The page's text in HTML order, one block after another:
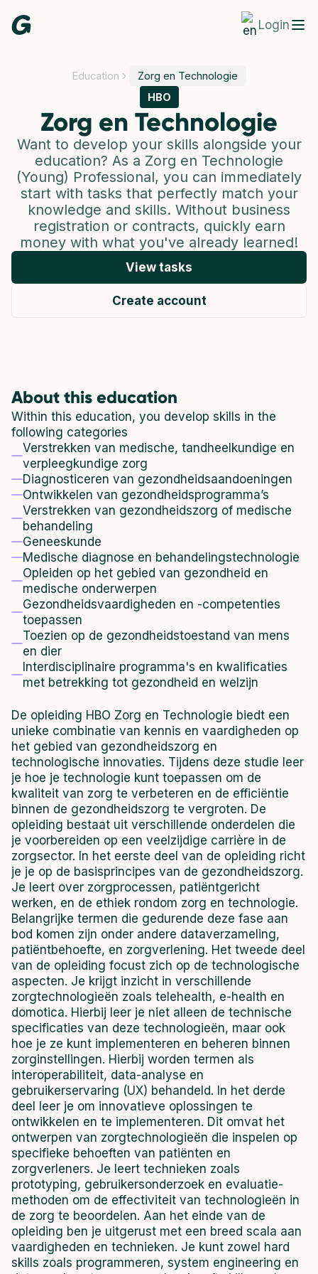
Login
Education
Zorg en Technologie
HBO
Zorg en Technologie
Want to develop your skills alongside your
education? As a Zorg en Technologie
(Young) Professional, you can immediately
start with tasks that perfectly match your
knowledge and skills. Without business
registration or contracts, quickly earn
money with what you've already learned!
View tasks
Create account
About this education
Within this education, you develop skills in the
following categories
Verstrekken van medische, tandheelkundige en
verpleegkundige zorg
Diagnosticeren van gezondheidsaandoeningen
Ontwikkelen van gezondheidsprogramma’s
Verstrekken van gezondheidszorg of medische
behandeling
Geneeskunde
Medische diagnose en behandelingstechnologie
Opleiden op het gebied van gezondheid en
medische onderwerpen
Gezondheidsvaardigheden en -competenties
toepassen
Toezien op de gezondheidstoestand van mens
en dier
Interdisciplinaire programma's en kwalificaties
met betrekking tot gezondheid en welzijn
De opleiding HBO Zorg en Technologie biedt een
unieke combinatie van kennis en vaardigheden op
het gebied van gezondheidszorg en
technologische innovaties. Tijdens deze studie leer
je hoe je technologie kunt toepassen om de
kwaliteit van zorg te verbeteren en de efficiëntie
binnen de gezondheidszorg te vergroten. De
opleiding bestaat uit verschillende onderdelen die
je voorbereiden op een veelzijdige carrière in de
zorgsector. In het eerste deel van de opleiding richt
je je op de basisprincipes van de gezondheidszorg.
Je leert over zorgprocessen, patiëntgericht
werken, en de ethiek rondom zorg en technologie.
Belangrijke termen die gedurende deze fase aan
bod komen zijn onder andere dataverzameling,
patiëntbehoefte, en zorgverlening. Het tweede deel
van de opleiding focust zich op de technologische
aspecten. Je krijgt inzicht in verschillende
zorgtechnologieën zoals telehealth, e-health en
domotica. Hierbij leer je niet alleen de technische
specificaties van deze technologieën, maar ook
hoe je ze kunt implementeren en beheren binnen
zorginstellingen. Hierbij worden termen als
interoperabiliteit, data-analyse en
gebruikerservaring (UX) behandeld. In het derde
deel leer je om innovatieve oplossingen te
ontwikkelen en te implementeren. Dit omvat het
ontwerpen van zorgtechnologieën die inspelen op
specifieke behoeften van patiënten en
zorgverleners. Je leert technieken zoals
prototyping, gebruikersonderzoek en evaluatie-
methoden om de effectiviteit van technologieën in
de zorg te beoordelen. Aan het einde van de
opleiding ben je uitgerust met een breed scala aan
vaardigheden en technieken. Je kunt zowel hard
skills zoals programmeren, system engineering en